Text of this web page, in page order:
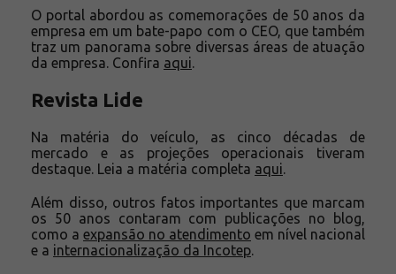
O portal abordou as comemorações de 50 anos da
empresa em um bate-papo com o CEO, que também
traz um panorama sobre diversas áreas de atuação
da empresa. Confira aqui
Revista Lide
Na matéria do veículo, as cinco décadas de
mercado e as projeções operacionais tiveram
destaque. Leia a matéria completa aqui
Além disso, outros fatos importantes que marcam
os 50 anos contaram com publicações no blog,
como a expansão no atendimento em nível nacional
e a internacionalização da Incotep